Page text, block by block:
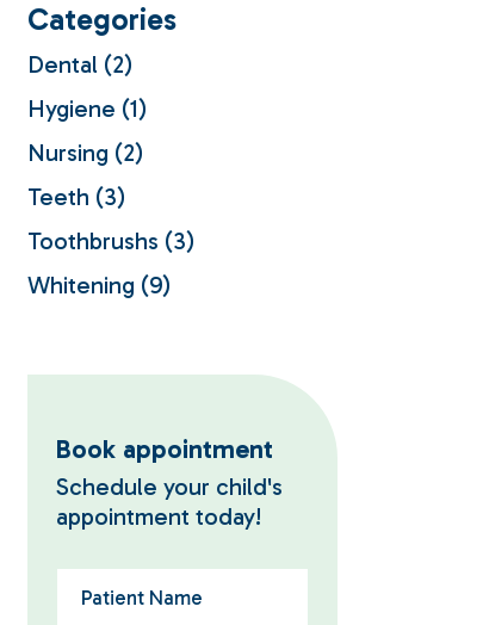
Categories
Dental (2)
Hygiene (1)
Nursing (2)
Teeth (3)
Toothbrushs (3)
Whitening (9)
Book appointment
Schedule your child's
appointment today!